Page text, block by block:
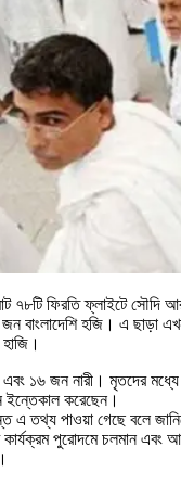
৭৮টি ফিরতি ফ্লাইটে সৌদি
বাংলাদেশি হজি। এ ছাড়া
১৬ জন নারী। মৃতদের
ইন্তেকাল করেছেন।
তথ্য পাওয়া গেছে বলে
কার্যক্রম পুরোদমে চলমান এবং